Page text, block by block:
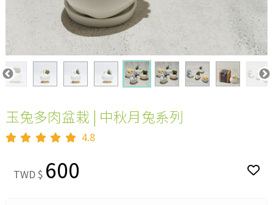
玉兔多肉盆栽 | 中秋月兔系列
4.8
TWD $ 600